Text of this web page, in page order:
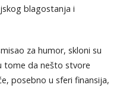
blagostanja i
za humor, skloni su
tome da nešto stvore
posebno u sferi finansija,